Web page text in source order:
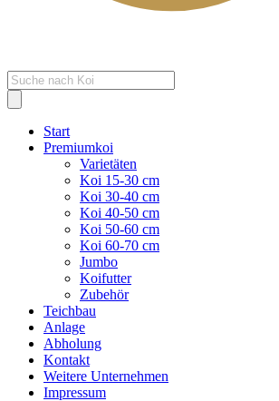
Products
search
Start
Premiumkoi
Varietäten
Koi 15-30 cm
Koi 30-40 cm
Koi 40-50 cm
Koi 50-60 cm
Koi 60-70 cm
Jumbo
Koifutter
Zubehör
Teichbau
Anlage
Abholung
Kontakt
Weitere Unternehmen
Impressum